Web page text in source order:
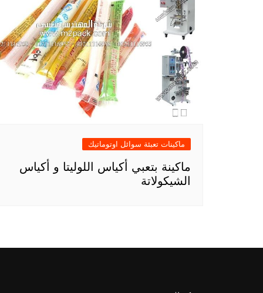
ماكينات تعبئة سوائل اوتوماتيك
ماكينة بتعبي أكياس اللوليتا و أكياس
الشيكولاتة